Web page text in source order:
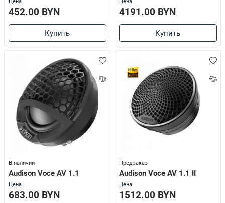
452.00 BYN
Купить
4191.00 BYN
Купить
В наличии
Audison Voce AV 1.1
Цена
683.00 BYN
Предзаказ
Audison Voce AV 1.1 II
Цена
1512.00 BYN